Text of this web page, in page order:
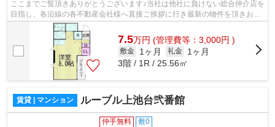
ここまでご覧頂きありがとうございます♪当社は他社に負けない総合仲介店を
目指し、各沿線の各不動産会社様へ直接ご挨拶に行き最新の物件を頂きお客
様へ提供しております！最新の情報は...
7.5万円 (管理費等：3,000円 )
敷金 1ヶ月 礼金
1ヶ月
3階 / 1R / 25.56㎡
賃貸 | マンション ルーブル上池台弐番館
仲手無料 敷0